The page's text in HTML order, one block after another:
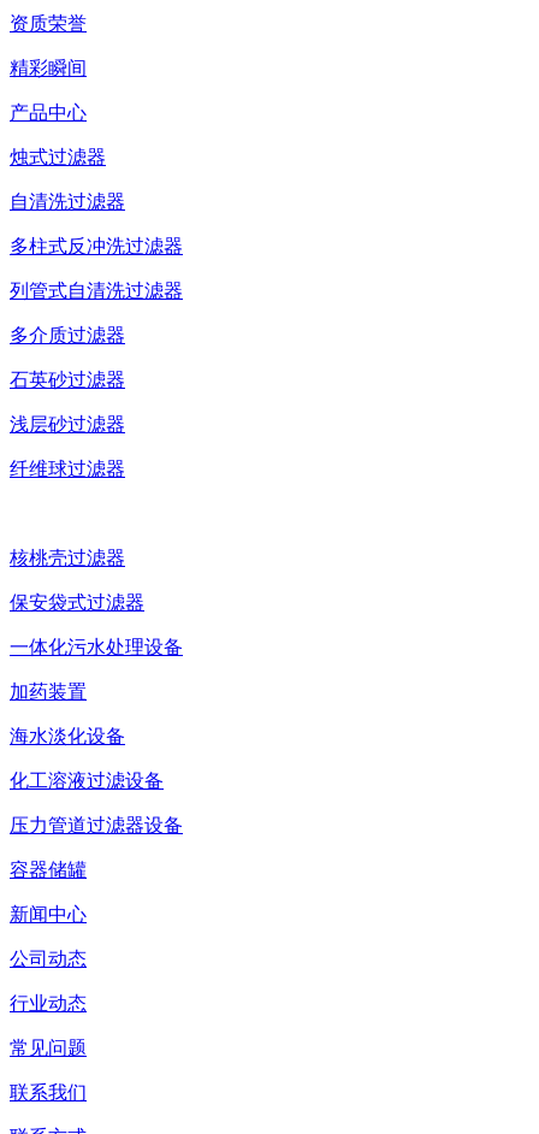
资质荣誉
精彩瞬间
产品中心
烛式过滤器
自清洗过滤器
多柱式反冲洗过滤器
列管式自清洗过滤器
多介质过滤器
石英砂过滤器
浅层砂过滤器
纤维球过滤器
核桃壳过滤器
保安袋式过滤器
一体化污水处理设备
加药装置
海水淡化设备
化工溶液过滤设备
压力管道过滤器设备
容器储罐
新闻中心
公司动态
行业动态
常见问题
联系我们